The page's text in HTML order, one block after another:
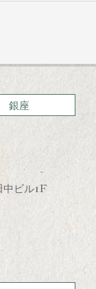
銀座
ビル1F